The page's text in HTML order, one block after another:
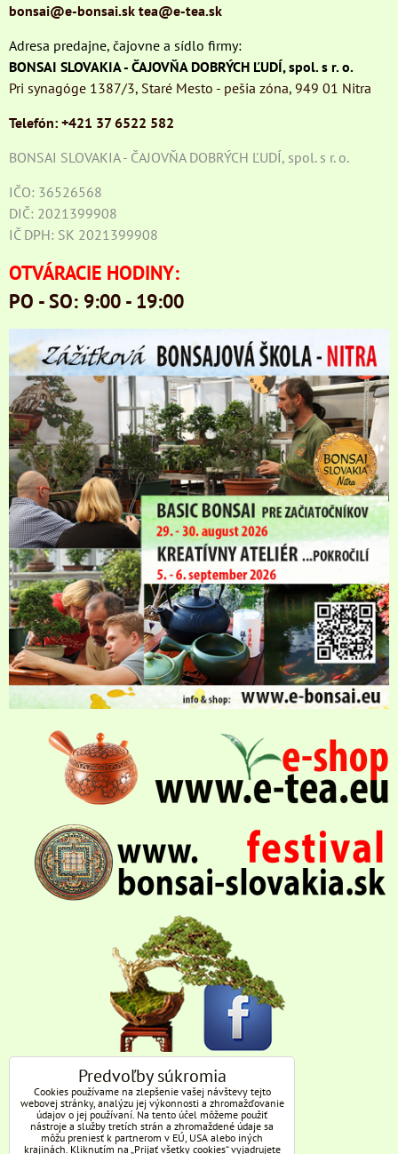
bonsai@e-bonsai.sk tea@e-tea.sk
Adresa predajne, čajovne a sídlo firmy:
BONSAI SLOVAKIA - ČAJOVŇA DOBRÝCH ĽUDÍ, spol. s r. o.
Pri synagóge 1387/3, Staré Mesto - pešia zóna, 949 01 Nitra
Telefón: +421 37 6522 582
BONSAI SLOVAKIA - ČAJOVŇA DOBRÝCH ĽUDÍ, spol. s r. o.
IČO: 36526568
DIČ: 2021399908
IČ DPH: SK 2021399908
OTVÁRACIE HODINY:
PO - SO: 9:00 - 19:00
Predvoľby súkromia
Cookies používame na zlepšenie vašej návštevy tejto
webovej stránky, analýzu jej výkonnosti a zhromažďovanie
údajov o jej používaní. Na tento účel môžeme použiť
nástroje a služby tretích strán a zhromaždené údaje sa
môžu preniesť k partnerom v EÚ, USA alebo iných
krajinách. Kliknutím na „Prijať všetky cookies“ vyjadrujete